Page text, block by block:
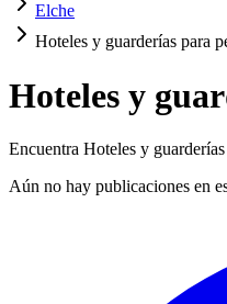
Elche
Hoteles y guarderías para
Hoteles y
Encuentra Hoteles y
Aún no hay publicaciones en